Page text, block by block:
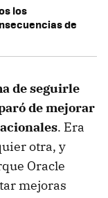
los
de
de seguirle
de mejorar
. Era
otra, y
Oracle
mejoras